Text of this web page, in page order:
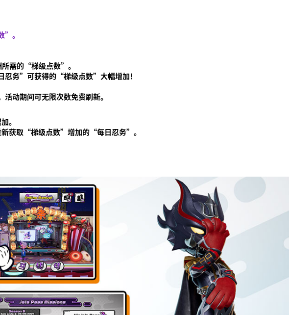
”。
需的“梯级点数”。
务”可获得的“梯级点数”大幅增加！
动期间可无限次数免费刷新。
。
获取“梯级点数”增加的“每日忍务”。